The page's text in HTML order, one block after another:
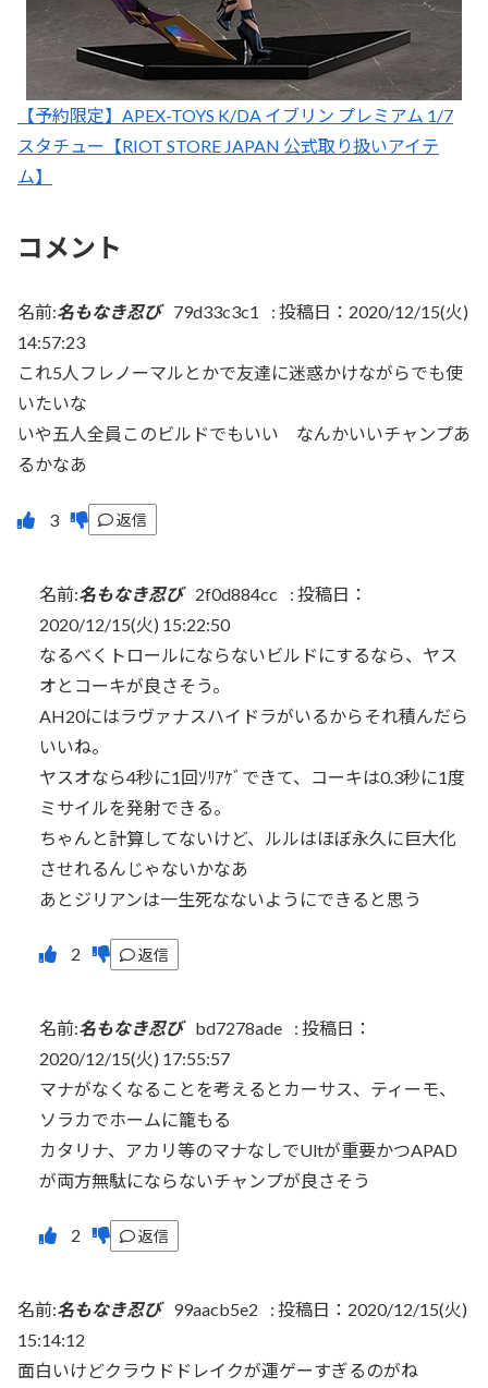
【予約限定】APEX-TOYS K/DA イブリン プレミアム 1/7
スタチュー【RIOT STORE JAPAN 公式取り扱いアイテ
ム】
コメント
名前:名もなき忍び 79d33c3c1 : 投稿日：2020/12/15(火)
14:57:23
これ5人フレノーマルとかで友達に迷惑かけながらでも使
いたいな
いや五人全員このビルドでもいい なんかいいチャンプあ
るかなあ
返信
名前:名もなき忍び 2f0d884cc : 投稿日：
2020/12/15(火) 15:22:50
なるべくトロールにならないビルドにするなら、ヤス
オとコーキが良さそう。
AH20にはラヴァナスハイドラがいるからそれ積んだら
いいね。
ヤスオなら4秒に1回ｿﾘｱｹﾞできて、コーキは0.3秒に1度
ミサイルを発射できる。
ちゃんと計算してないけど、ルルはほぼ永久に巨大化
させれるんじゃないかなあ
あとジリアンは一生死なないようにできると思う
返信
名前:名もなき忍び bd7278ade : 投稿日：
2020/12/15(火) 17:55:57
マナがなくなることを考えるとカーサス、ティーモ、
ソラカでホームに籠もる
カタリナ、アカリ等のマナなしでUltが重要かつAPAD
が両方無駄にならないチャンプが良さそう
返信
名前:名もなき忍び 99aacb5e2 : 投稿日：2020/12/15(火)
15:14:12
面白いけどクラウドドレイクが運ゲーすぎるのがね